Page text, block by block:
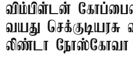
விம்பிள்டன்
வயது
லிண்டா நோஸ்கோவா